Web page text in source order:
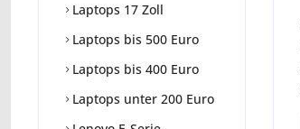
Laptops 17 Zoll
Laptops bis 500 Euro
Laptops bis 400 Euro
Laptops unter 200 Euro